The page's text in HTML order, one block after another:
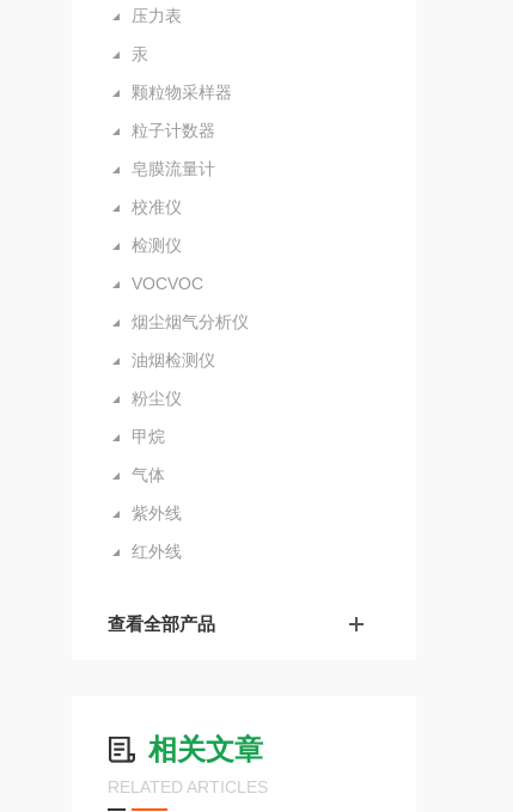
压力表
汞
颗粒物采样器
粒子计数器
皂膜流量计
校准仪
检测仪
VOCVOC
烟尘烟气分析仪
油烟检测仪
粉尘仪
甲烷
气体
紫外线
红外线
查看全部产品
相关文章
RELATED ARTICLES